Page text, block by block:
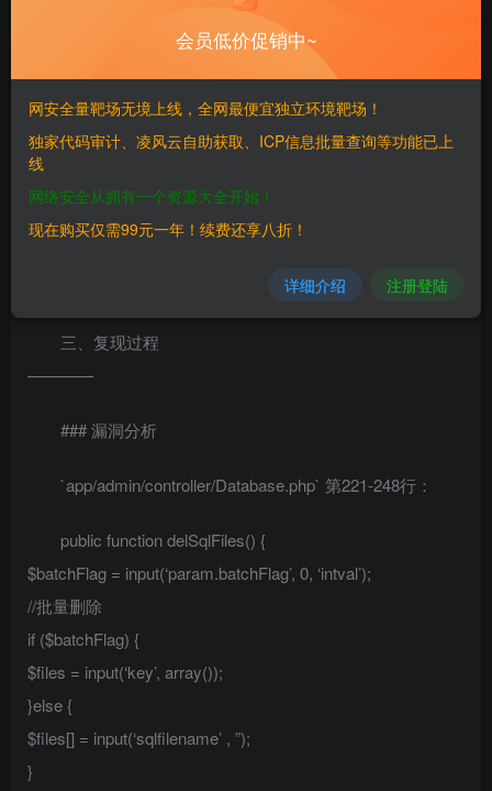
CLTPHP是基于ThinkPHP5开发，后台采用Layui框架的
内容管理系统，
二、漏洞影响
————
三、复现过程
————
### 漏洞分析
`app/admin/controller/Database.php` 第221-248行：
public function delSqlFiles() {
$batchFlag = input(‘param.batchFlag’, 0, ‘intval’);
//批量删除
if ($batchFlag) {
$files = input(‘key’, array());
}else {
$files[] = input(‘sqlfilename’ , ”);
}
会员低价促销中~
网安全量靶场无境上线，全网最便宜独立环境靶场！
独家代码审计、凌风云自助获取、ICP信息批量查询等功能已上
线
网络安全从拥有一个资源大全开始！
现在购买仅需99元一年！续费还享八折！
详细介绍 注册登陆